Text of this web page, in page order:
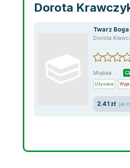
Dorota
Twarz Boga
Dorota
Miękka
Używana
2.41 zł jak